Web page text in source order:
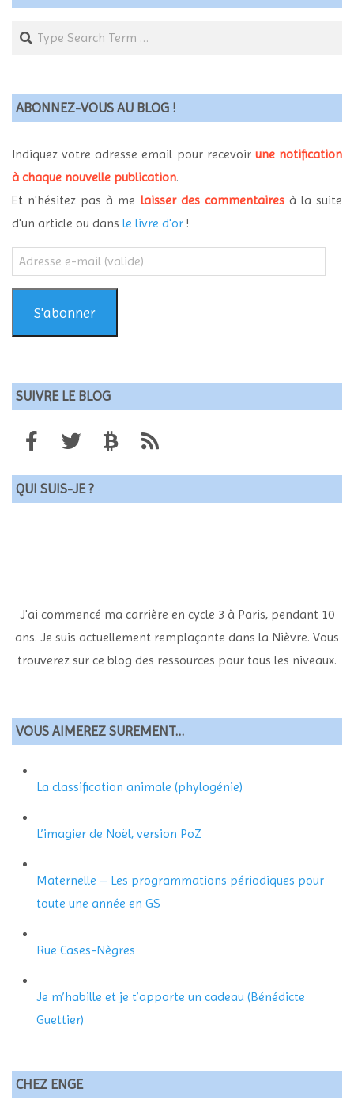
Search
ABONNEZ-VOUS AU BLOG !
Indiquez votre adresse email pour recevoir une notification
à chaque nouvelle publication.
Et n'hésitez pas à me laisser des commentairesà la suite
d'un article ou dans le livre d'or !
Adresse
e-
mail
(valide)S'abonner
SUIVRE LE BLOG
QUI SUIS-JE ?
J'ai commencé ma carrière en cycle 3 à Paris, pendant 10
ans. Je suis actuellement remplaçante dans la Nièvre. Vous
trouverez sur ce blog des ressources pour tous les niveaux.
VOUS AIMEREZ SUREMENT…
La classification animale (phylogénie)
L’imagier de Noël, version PoZ
Maternelle – Les programmations périodiques pour
toute une année en GS
Rue Cases-Nègres
Je m’habille et je t’apporte un cadeau (Bénédicte
Guettier)
CHEZ ENGE